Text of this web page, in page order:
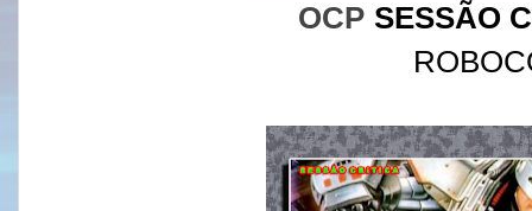
OCP SESSÃO